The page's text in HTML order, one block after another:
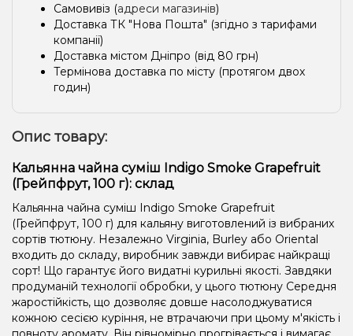
Самовивіз (адреси магазинів)
Доставка ТК "Нова Пошта" (згідно з тарифами
компанії)
Доставка містом Дніпро (від 80 грн)
Термінова доставка по місту (протягом двох
годин)
Опис товару:
Кальянна чайна суміш Indigo Smoke Grapefruit
(Грейпфрут, 100 г): склад
Кальянна чайна суміш Indigo Smoke Grapefruit
(Грейпфрут, 100 г) для кальяну виготовлений із вибраних
сортів тютюну. Незалежно Virginia, Burley або Oriental
входить до складу, виробник завжди вибирає найкращі
сорт! Що гарантує його видатні курильні якості. Завдяки
продуманій технології обробки, у цього тютюну Середня
жаростійкість, що дозволяє довше насолоджуватися
кожною сесією куріння, не втрачаючи при цьому м'якість і